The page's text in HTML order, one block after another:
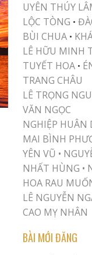
UYÊN THÚY
LỘC TÒNG •
BÙI CHUA •
LÊ HỮU MINH
TUYẾT HOA •
TRANG CHÂU
LÊ TRỌNG
VĂN NGỌC
NGHIỆP HUÂN
MAI BÌNH
YÊN VŨ •
NHẤT HÙNG •
HOA RAU
LÊ NGUYỄN
CAO MỴ NHÂN
BÀI MỚI ĐĂNG